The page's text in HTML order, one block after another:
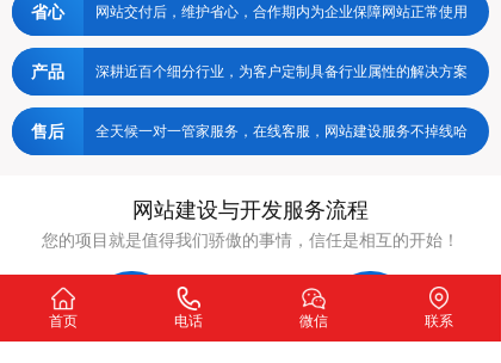
省心 网站交付后，维护省心，合作期内为企业保障网站正常使用
产品 深耕近百个细分行业，为客户定制具备行业属性的解决方案
售后 全天候一对一管家服务，在线客服，网站建设服务不掉线哈
网站建设与开发服务流程
您的项目就是值得我们骄傲的事情，信任是相互的开始！
首页 电话 微信 联系